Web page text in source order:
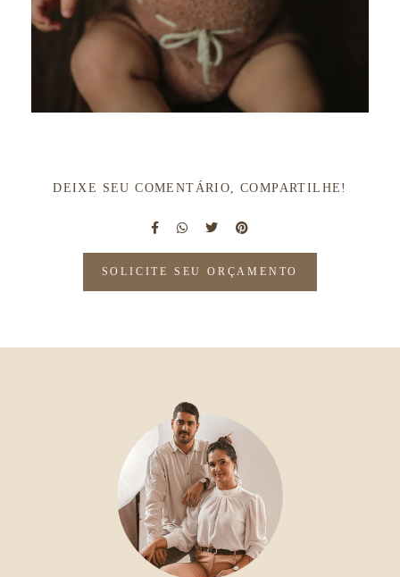
DEIXE SEU COMENTÁRIO, COMPARTILHE!
SOLICITE SEU ORÇAMENTO